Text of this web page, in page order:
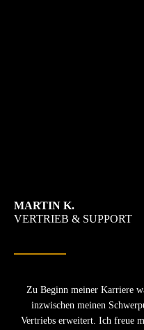
MARTIN K.
VERTRIEB & SUPPORT
Zu Beginn meiner Karriere
inzwischen meinen
Vertriebs erweitert. Ich freue